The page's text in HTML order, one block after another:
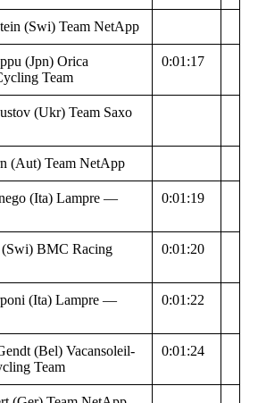
(Swi) Team NetApp
(Jpn) Orica
Team
0:01:17
(Ukr) Team Saxo
(Aut) Team NetApp
(Ita) Lampre —
0:01:19
BMC Racing
0:01:20
(Ita) Lampre —
0:01:22
(Bel) Vacansoleil-
Team
0:01:24